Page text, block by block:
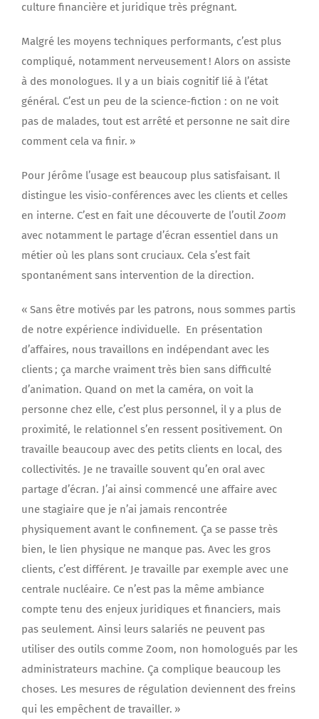
culture financière et juridique très prégnant.
Malgré les moyens techniques performants, c’est plus
compliqué, notamment nerveusement ! Alors on assiste
à des monologues. Il y a un biais cognitif lié à l’état
général. C’est un peu de la science-fiction : on ne voit
pas de malades, tout est arrêté et personne ne sait dire
comment cela va finir. »
Pour Jérôme l’usage est beaucoup plus satisfaisant. Il
distingue les visio-conférences avec les clients et celles
en interne. C’est en fait une découverte de l’outil Zoom
avec notamment le partage d’écran essentiel dans un
métier où les plans sont cruciaux. Cela s’est fait
spontanément sans intervention de la direction.
« Sans être motivés par les patrons, nous sommes partis
de notre expérience individuelle. En présentation
d’affaires, nous travaillons en indépendant avec les
clients ; ça marche vraiment très bien sans difficulté
d’animation. Quand on met la caméra, on voit la
personne chez elle, c’est plus personnel, il y a plus de
proximité, le relationnel s’en ressent positivement. On
travaille beaucoup avec des petits clients en local, des
collectivités. Je ne travaille souvent qu’en oral avec
partage d’écran. J’ai ainsi commencé une affaire avec
une stagiaire que je n’ai jamais rencontrée
physiquement avant le confinement. Ça se passe très
bien, le lien physique ne manque pas. Avec les gros
clients, c’est différent. Je travaille par exemple avec une
centrale nucléaire. Ce n’est pas la même ambiance
compte tenu des enjeux juridiques et financiers, mais
pas seulement. Ainsi leurs salariés ne peuvent pas
utiliser des outils comme Zoom, non homologués par les
administrateurs machine. Ça complique beaucoup les
choses. Les mesures de régulation deviennent des freins
qui les empêchent de travailler. »